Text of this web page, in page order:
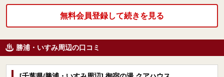
無料会員登録して続きを見る
勝浦・いすみ周辺の口コミ